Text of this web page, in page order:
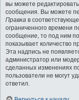
вы можете
сообщения. Вы можете
Правка в
ограниченного времени
сообщение, то под ним
показывает количество
Эта надпись не
администратор или
сделанных изменениях
пользователи не могут
ответил.